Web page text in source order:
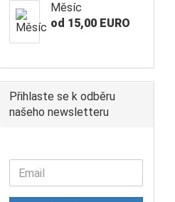
Měsíc
od 15,00 EURO
Přihlaste se k odběru
našeho newsletteru